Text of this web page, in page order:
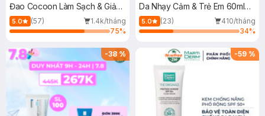
Đao Cocoon Làm Sạch & Giảm
Dầu 500ml
5.0 (57)
1.4k/tháng
75%
Da Nhạy Cảm & Trẻ Em 60ml
(Mới)
5.0 (23)
410/tháng
34%
-38% -59 %